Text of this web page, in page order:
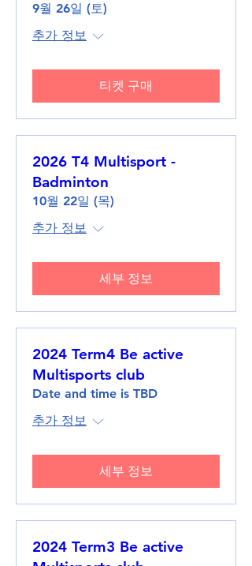
9월 26일 (토)
추가 정보
티켓 구매
2026 T4 Multisport -
Badminton
10월 22일 (목)
추가 정보
세부 정보
2024 Term4 Be active
Multisports club
Date and time is TBD
추가 정보
세부 정보
2024 Term3 Be active